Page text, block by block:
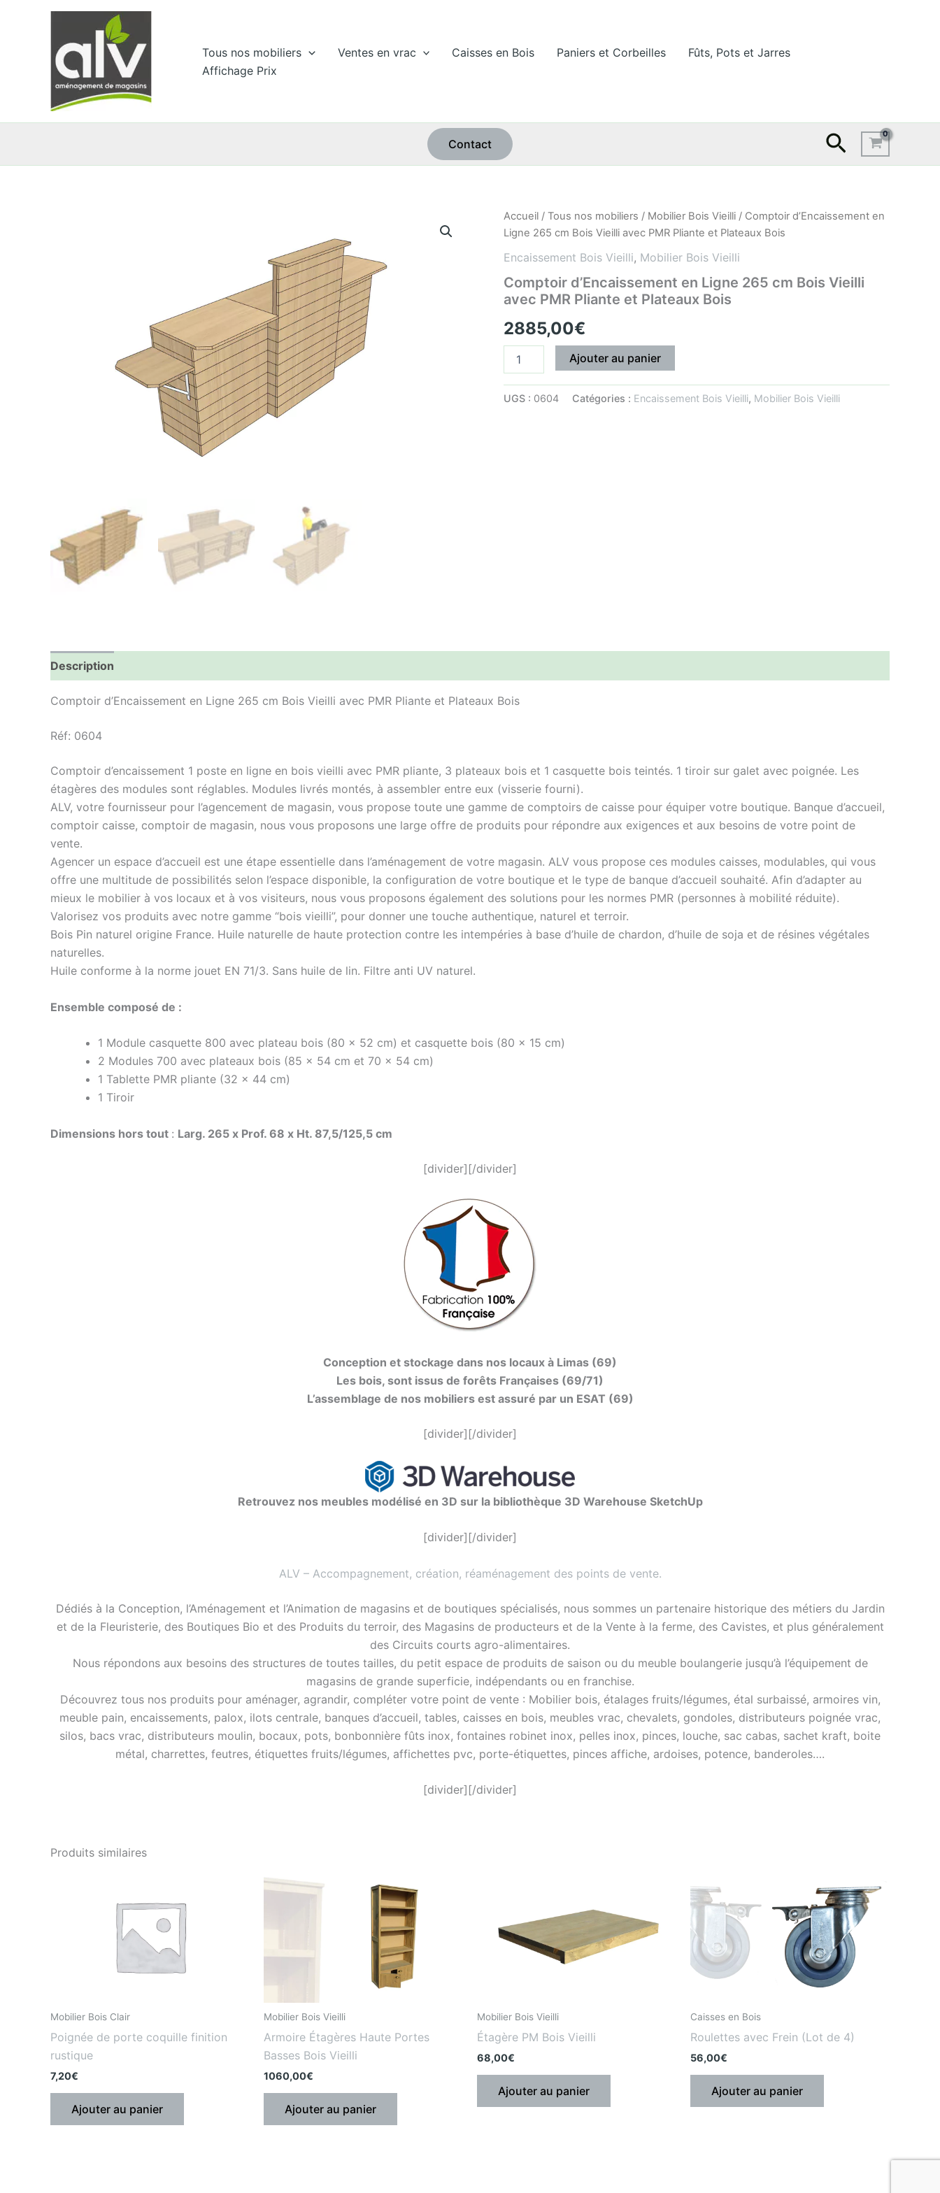
Tous nos mobiliers Ventes en vrac Caisses en Bois Paniers et Corbeilles
Fûts, Pots et Jarres
Affichage Prix
Contact
Accueil / Tous nos mobiliers / Mobilier Bois Vieilli / Comptoir d’Encaissement en
Ligne 265 cm Bois Vieilli avec PMR Pliante et Plateaux Bois
Encaissement Bois Vieilli, Mobilier Bois Vieilli
Comptoir d’Encaissement en Ligne 265 cm Bois Vieilli
avec PMR Pliante et Plateaux Bois
2885,00€
quantité
de
Comptoir
d'Encaissement
Ligne
265
Bois
avec
PMR
et
Ajouter au panier
UGS : 0604 Catégories : Encaissement Bois Vieilli, Mobilier Bois Vieilli
Description
Comptoir d’Encaissement en Ligne 265 cm Bois Vieilli avec PMR Pliante et Plateaux Bois
Réf: 0604
Comptoir d’encaissement 1 poste en ligne en bois vieilli avec PMR pliante, 3 plateaux bois et 1 casquette bois teintés. 1 tiroir sur galet avec poignée. Les
étagères des modules sont réglables. Modules livrés montés, à assembler entre eux (visserie fourni).
ALV, votre fournisseur pour l’agencement de magasin, vous propose toute une gamme de comptoirs de caisse pour équiper votre boutique. Banque d’accueil,
comptoir caisse, comptoir de magasin, nous vous proposons une large offre de produits pour répondre aux exigences et aux besoins de votre point de
vente.
Agencer un espace d’accueil est une étape essentielle dans l’aménagement de votre magasin. ALV vous propose ces modules caisses, modulables, qui vous
offre une multitude de possibilités selon l’espace disponible, la configuration de votre boutique et le type de banque d’accueil souhaité. Afin d’adapter au
mieux le mobilier à vos locaux et à vos visiteurs, nous vous proposons également des solutions pour les normes PMR (personnes à mobilité réduite).
Valorisez vos produits avec notre gamme “bois vieilli”, pour donner une touche authentique, naturel et terroir.
Bois Pin naturel origine France. Huile naturelle de haute protection contre les intempéries à base d’huile de chardon, d’huile de soja et de résines végétales
naturelles.
Huile conforme à la norme jouet EN 71/3. Sans huile de lin. Filtre anti UV naturel.
Ensemble composé de :
1 Module casquette 800 avec plateau bois (80 x 52 cm) et casquette bois (80 x 15 cm)
2 Modules 700 avec plateaux bois (85 x 54 cm et 70 x 54 cm)
1 Tablette PMR pliante (32 x 44 cm)
1 Tiroir
Dimensions hors tout : Larg. 265 x Prof. 68 x Ht. 87,5/125,5 cm
[divider][/divider]
Conception et stockage dans nos locaux à Limas (69)
Les bois, sont issus de forêts Françaises (69/71)
L’assemblage de nos mobiliers est assuré par un ESAT (69)
[divider][/divider]
Retrouvez nos meubles modélisé en 3D sur la bibliothèque 3D Warehouse SketchUp
[divider][/divider]
ALV – Accompagnement, création, réaménagement des points de vente.
Dédiés à la Conception, l’Aménagement et l’Animation de magasins et de boutiques spécialisés, nous sommes un partenaire historique des métiers du Jardin
et de la Fleuristerie, des Boutiques Bio et des Produits du terroir, des Magasins de producteurs et de la Vente à la ferme, des Cavistes, et plus généralement
des Circuits courts agro-alimentaires.
Nous répondons aux besoins des structures de toutes tailles, du petit espace de produits de saison ou du meuble boulangerie jusqu’à l’équipement de
magasins de grande superficie, indépendants ou en franchise.
Découvrez tous nos produits pour aménager, agrandir, compléter votre point de vente : Mobilier bois, étalages fruits/légumes, étal surbaissé, armoires vin,
meuble pain, encaissements, palox, ilots centrale, banques d’accueil, tables, caisses en bois, meubles vrac, chevalets, gondoles, distributeurs poignée vrac,
silos, bacs vrac, distributeurs moulin, bocaux, pots, bonbonnière fûts inox, fontaines robinet inox, pelles inox, pinces, louche, sac cabas, sachet kraft, boite
métal, charrettes, feutres, étiquettes fruits/légumes, affichettes pvc, porte-étiquettes, pinces affiche, ardoises, potence, banderoles….
[divider][/divider]
Produits similaires
Mobilier Bois Clair
Poignée de porte coquille finition
rustique
7,20€
Ajouter au panier
Mobilier Bois Vieilli
Armoire Étagères Haute Portes
Basses Bois Vieilli
1060,00€
Ajouter au panier
Mobilier Bois Vieilli
Étagère PM Bois Vieilli
68,00€
Ajouter au panier
Caisses en Bois
Roulettes avec Frein (Lot de 4)
56,00€
Ajouter au panier